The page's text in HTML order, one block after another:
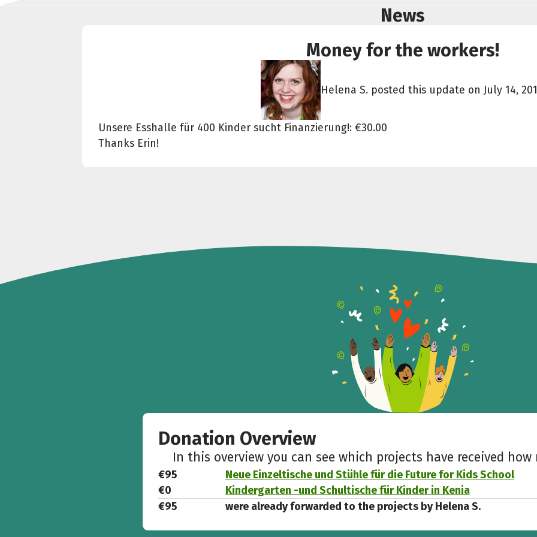
News
Money for the workers!
Helena S. posted this update on July 14,
Unsere Esshalle für 400 Kinder sucht Finanzierung!: €30.00
Thanks Erin!
Donation Overview
In this overview you can see which projects have received
€95
Neue Einzeltische und Stühle für die Future for Kids School
€0
Kindergarten -und Schultische für Kinder in Kenia
€95
were already forwarded to the projects by Helena S.